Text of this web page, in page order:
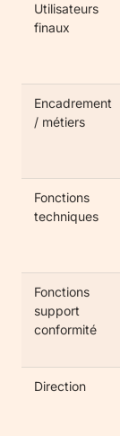
Utilisateurs
finaux
Encadrement
/ métiers
Fonctions
techniques
Fonctions
support
conformité
Direction